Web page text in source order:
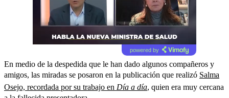
powered by
En medio de la despedida que le han dado algunos compañeros y
amigos, las miradas se posaron en la publicación que realizó Salma
Osejo, recordada por su trabajo en Día a día, quien era muy cercana